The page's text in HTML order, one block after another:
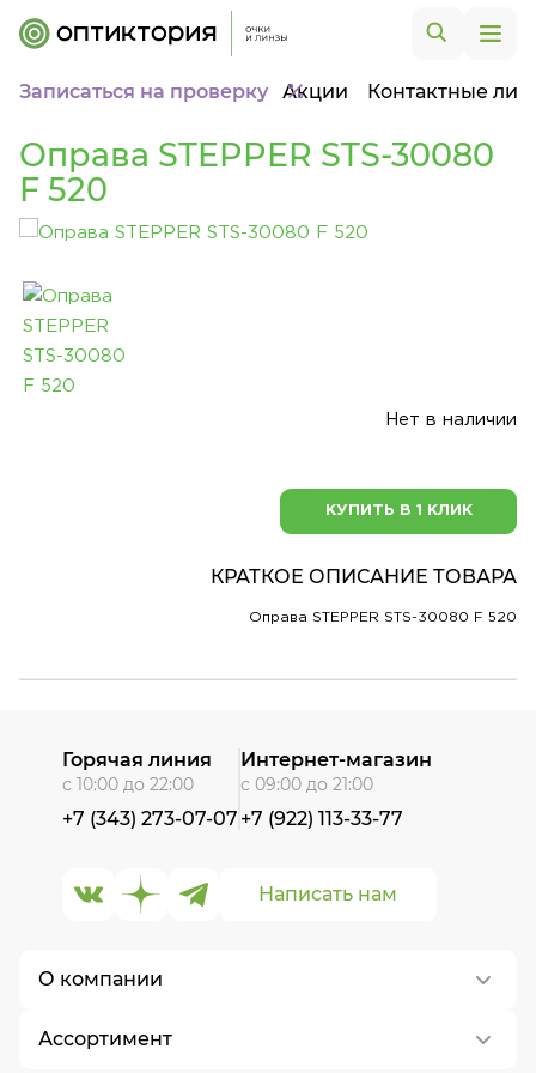
Записаться на проверку Акции Контактные
Оправа STEPPER STS-30080
F 520
Нет в наличии
КУПИТЬ В 1 КЛИК
КРАТКОЕ ОПИСАНИЕ ТОВАРА
Оправа STEPPER STS-30080 F 520
О компании
О нас
Ассортимент
Написать нам
Горячая линия
с 10:00 до 22:00
+7 (343) 273-07-07
Интернет-магазин
с 09:00 до 21:00
+7 (922) 113-33-77